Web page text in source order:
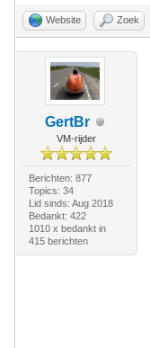
Website Zoek
GertBr
VM-rijder
Berichten: 877
Topics: 34
Lid sinds: Aug 2018
Bedankt: 422
1010 x bedankt in
415 berichten